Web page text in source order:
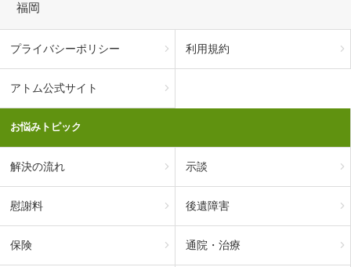
福岡
プライバシーポリシー 利用規約
アトム公式サイト
お悩みトピック
解決の流れ 示談
慰謝料 後遺障害
保険 通院・治療